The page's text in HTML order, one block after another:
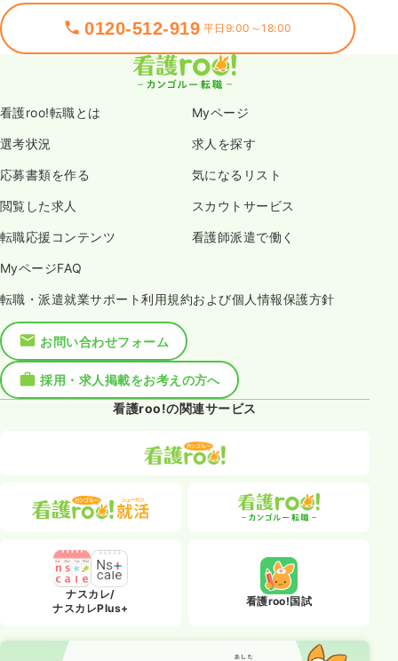
0120-512-919 平日9:00～18:00
看護roo!転職とは Myページ
選考状況 求人を探す
応募書類を作る 気になるリスト
閲覧した求人 スカウトサービス
転職応援コンテンツ 看護師派遣で働く
MyページFAQ
転職・派遣就業サポート利用規約および個人情報保護方針
お問い合わせフォーム
採用・求人掲載をお考えの方へ
看護roo!の関連サービス
ナスカレ/
ナスカレPlus+
看護roo!国試